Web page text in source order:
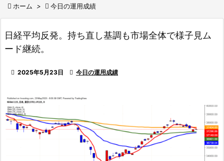
 ホーム >  今日の運用成績
日経平均反発。持ち直し基調も市場全体で様子見ム
ード継続。
 2025年5月23日  今日の運用成績